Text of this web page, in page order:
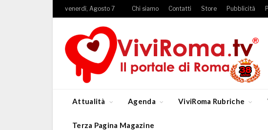
venerdì, Agosto 7 Chi siamo Contatti Store Pubblicità
Attualità Agenda ViviRoma Rubriche
Terza Pagina Magazine